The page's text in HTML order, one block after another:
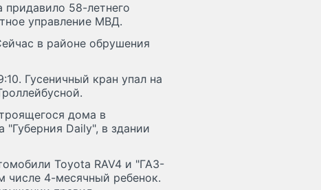
58-летнего
управление МВД.
в районе обрушения
Гусеничный кран упал на
дома в
Daily", в здании
Toyota RAV4 и "ГАЗ-
числе 4-месячный ребенок.